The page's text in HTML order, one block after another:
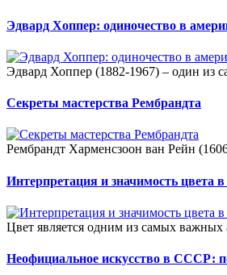
Эдвард Хоппер: одиночество в
Эдвард Хоппер (1882-1967) – один из
Секреты мастерства Рембрандта
Рембрандт Харменсзоон ван Рейн
Интерпретация и значимость цвета
Цвет является одним из самых
Неофициальное искусство в СССР: